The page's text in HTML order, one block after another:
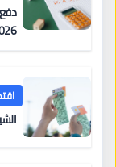
2026